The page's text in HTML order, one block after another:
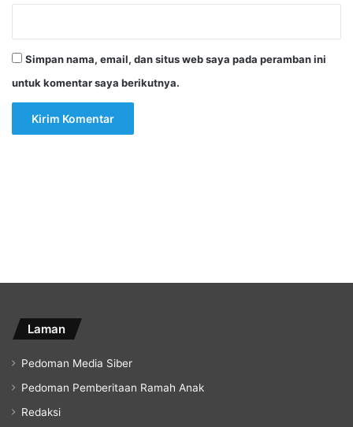
Simpan nama, email, dan situs web saya pada peramban ini
untuk komentar saya berikutnya.
Laman
Pedoman Media Siber
Pedoman Pemberitaan Ramah Anak
Redaksi